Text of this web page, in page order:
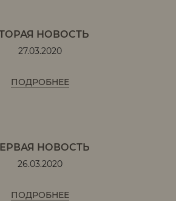
НОВОСТЬ
27.03.2020
ПОДРОБНЕЕ
НОВОСТЬ
26.03.2020
ПОДРОБНЕЕ